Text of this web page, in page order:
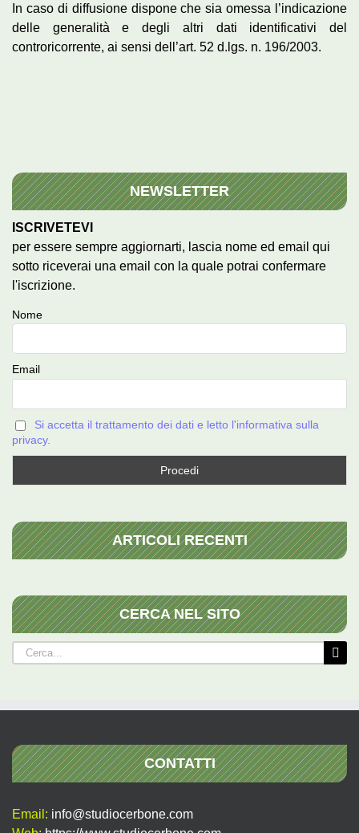
In caso di diffusione dispone che sia omessa l’indicazione
delle generalità e degli altri dati identificativi del
controricorrente, ai sensi dell’art. 52 d.lgs. n. 196/2003.
NEWSLETTER
ISCRIVETEVI
per essere sempre aggiornarti, lascia nome ed email qui
sotto riceverai una email con la quale potrai confermare
l'iscrizione.
Nome
Email
Si accetta il trattamento dei dati e letto l'informativa sulla
privacy.
ARTICOLI RECENTI
CERCA NEL SITO
Cerca
per:
CONTATTI
Email: info@studiocerbone.com